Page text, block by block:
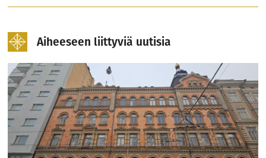
Aiheeseen liittyviä uutisia